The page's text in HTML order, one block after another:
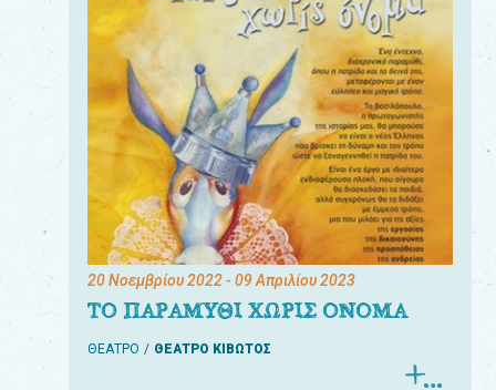
20 Νοεμβρίου 2022- 09 Απριλίου 2023
ΤΟ ΠΑΡΑΜΥΘΙ ΧΩΡΙΣ ΟΝΟΜΑ
ΘΕΑΤΡΟ ΘΕΑΤΡΟ ΚΙΒΩΤΟΣ